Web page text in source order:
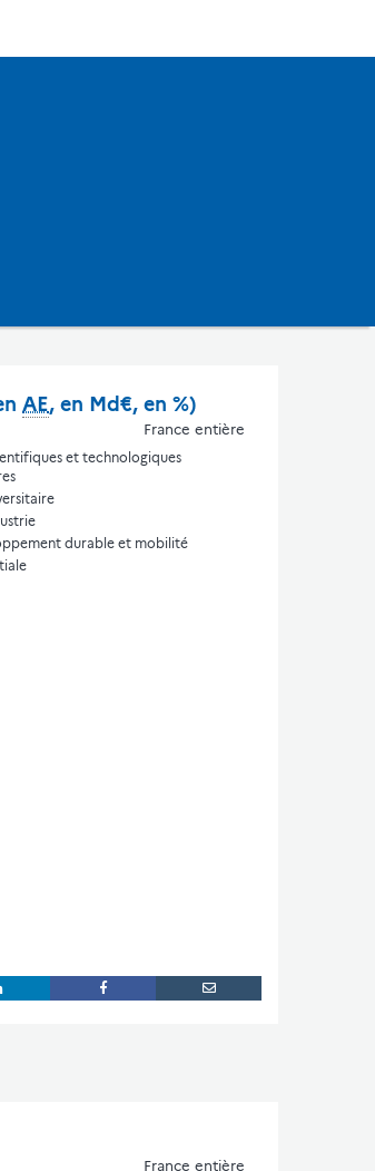
AE, en Md€, en %)
France entière
et technologiques
durable et mobilité
France entière